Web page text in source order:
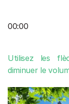
00:00
Utilisez les
diminuer le